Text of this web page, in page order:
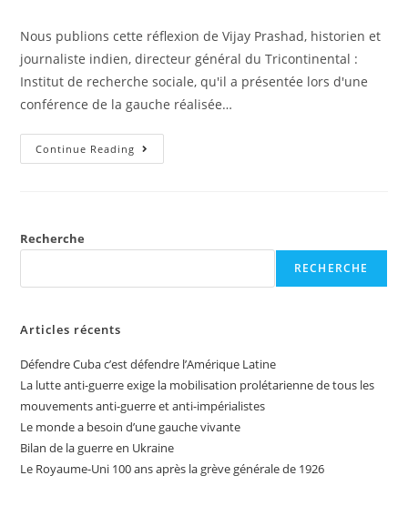
Nous publions cette réflexion de Vijay Prashad, historien et
journaliste indien, directeur général du Tricontinental :
Institut de recherche sociale, qu'il a présentée lors d'une
conférence de la gauche réalisée…
Continue Reading
Recherche
RECHERCHE
Articles récents
Défendre Cuba c’est défendre l’Amérique Latine
La lutte anti-guerre exige la mobilisation prolétarienne de tous les
mouvements anti-guerre et anti-impérialistes
Le monde a besoin d’une gauche vivante
Bilan de la guerre en Ukraine
Le Royaume-Uni 100 ans après la grève générale de 1926